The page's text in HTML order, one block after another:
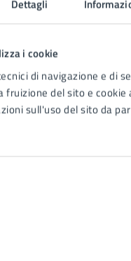
Dettagli
i cookie
di navigazione e di
fruizione del sito e cookie
sull'uso del sito da
- 6 luglio
- 9 luglio
luglio
luglio